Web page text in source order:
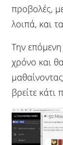
προβολές,
λοιπά, και
Την
χρόνο και
βρείτε κάτι